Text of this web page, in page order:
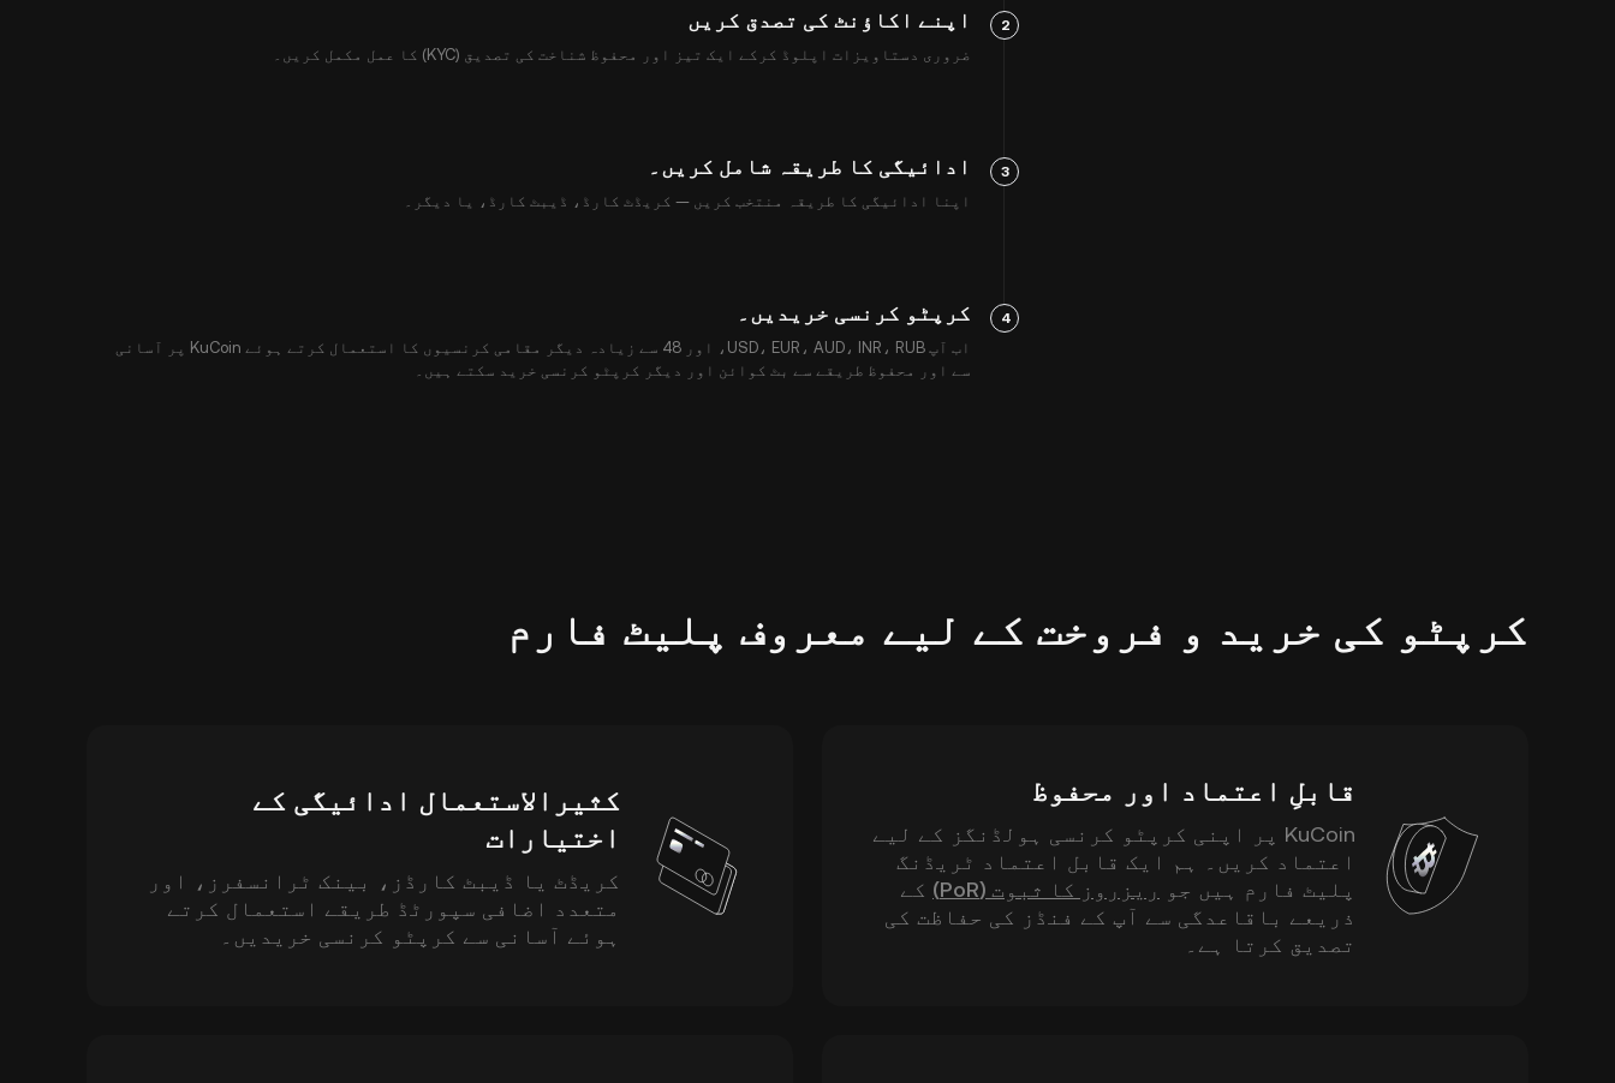
2 اپنے اکاؤنٹ کی تصدق کریں
ضروری دستاویزات اپلوڈ کرکے ایک تیز اور محفوظ شناخت کی تصدیق (KYC) کا عمل مکمل کریں۔
3 ادائیگی کا طریقہ شامل کریں۔
اپنا ادائیگی کا طریقہ منتخب کریں — کریڈٹ کارڈ، ڈیبٹ کارڈ، یا دیگر۔
4 کرپٹو کرنسی خریدیں۔
اب آپ USD، EUR، AUD، INR، RUB، اور 48 سے زیادہ دیگر مقامی کرنسیوں کا استعمال کرتے ہوئے KuCoin پر آسانی
سے اور محفوظ طریقے سے بٹ کوائن اور دیگر کرپٹو کرنسی خرید سکتے ہیں۔
کرپٹو کی خرید و فروخت کے لیے معروف پلیٹ فارم
قابلِ اعتماد اور محفوظ
KuCoin پر اپنی کرپٹو کرنسی ہولڈنگز کے لیے
اعتماد کریں۔ ہم ایک قابل اعتماد ٹریڈنگ
پلیٹ فارم ہیں جو
ریزروز کا ثبوت (PoR)
کے
ذریعے باقاعدگی سے آپ کے فنڈز کی حفاظت کی
تصدیق کرتا ہے۔
کثیرالاستعمال ادائیگی کے
اختیارات
کریڈٹ یا ڈیبٹ کارڈز، بینک ٹرانسفرز، اور
متعدد اضافی سپورٹڈ طریقے استعمال کرتے
ہوئے آسانی سے کرپٹو کرنسی خریدیں۔